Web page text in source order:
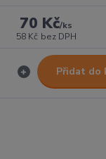
70 Kč/ks
58 Kč bez DPH
Přidat do